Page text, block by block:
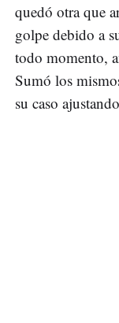
quedó otra que
golpe debido a
todo momento,
Sumó los
su caso